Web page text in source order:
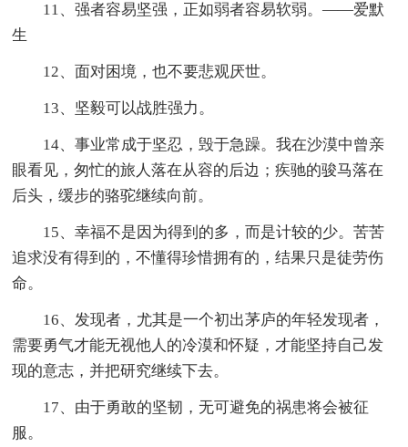
11、强者容易坚强，正如弱者容易软弱。——爱默
生
12、面对困境，也不要悲观厌世。
13、坚毅可以战胜强力。
14、事业常成于坚忍，毁于急躁。我在沙漠中曾亲
眼看见，匆忙的旅人落在从容的后边；疾驰的骏马落在
后头，缓步的骆驼继续向前。
15、幸福不是因为得到的多，而是计较的少。苦苦
追求没有得到的，不懂得珍惜拥有的，结果只是徒劳伤
命。
16、发现者，尤其是一个初出茅庐的年轻发现者，
需要勇气才能无视他人的冷漠和怀疑，才能坚持自己发
现的意志，并把研究继续下去。
17、由于勇敢的坚韧，无可避免的祸患将会被征
服。